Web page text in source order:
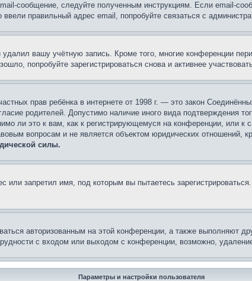
сообщение, следуйте полученным инструкциям. Если email-
правильный адрес email, попробуйте связаться с
вашу учётную запись. Кроме того, многие конференции
попробуйте зарегистрироваться снова и активнее
прав ребёнка в интернете от 1998 г. — это закон
родителей. Допустимо наличие иного вида подтверждения
ли это к вам, как к регистрирующемуся на конференции, или к
вопросам и не является объектом юридических отношений,
силы.
запретил имя, под которым вы пытаетесь
авторизованным на этой конференции, а также выполняют
с входом или выходом с конференции, возможно,
Параметры и настройки пользователя